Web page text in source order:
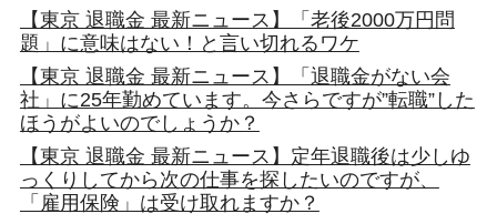
【東京 退職金 最新ニュース】「老後2000万円問
題」に意味はない！と言い切れるワケ
【東京 退職金 最新ニュース】「退職金がない会
社」に25年勤めています。今さらですが”転職”した
ほうがよいのでしょうか？
【東京 退職金 最新ニュース】定年退職後は少しゆ
っくりしてから次の仕事を探したいのですが、
「雇用保険」は受け取れますか？